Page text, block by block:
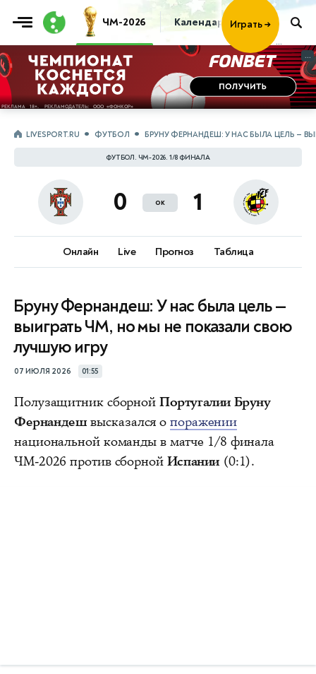
ЧМ-2026 Календарь Таблица
Играть →
...
...
LIVESPORT.RU ФУТБОЛ БРУНУ ФЕРНАНДЕШ: У НАС БЫЛА ЦЕЛЬ —
ФУТБОЛ. ЧМ-2026. 1/8 ФИНАЛА
0 ок 1
Онлайн Live Прогноз Таблица
Бруну Фернандеш: У нас была цель —
выиграть ЧМ, но мы не показали свою
лучшую игру
07 ИЮЛЯ 2026 01:55
Полузащитник сборной Португалии Бруну
Фернандешвысказался опоражении
национальной команды в матче 1/8 финала
ЧМ-2026 против сборной Испании(0:1).